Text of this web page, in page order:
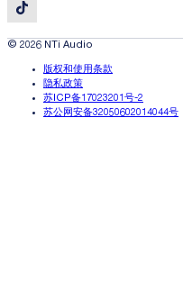
© 2026 NTi Audio
版权和使用条款
隐私政策
苏ICP备17023201号-2
苏公网安备32050602014044号